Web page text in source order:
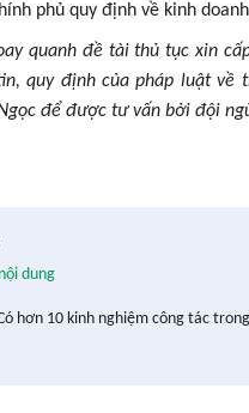
phủ quy định về kinh
quanh đề tài thủ tục xin
quy định của pháp luật về
để được tư vấn bởi đội
dung
hơn 10 kinh nghiệm công tác